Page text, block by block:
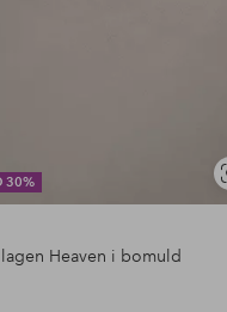
30%
lagen Heaven i bomuld